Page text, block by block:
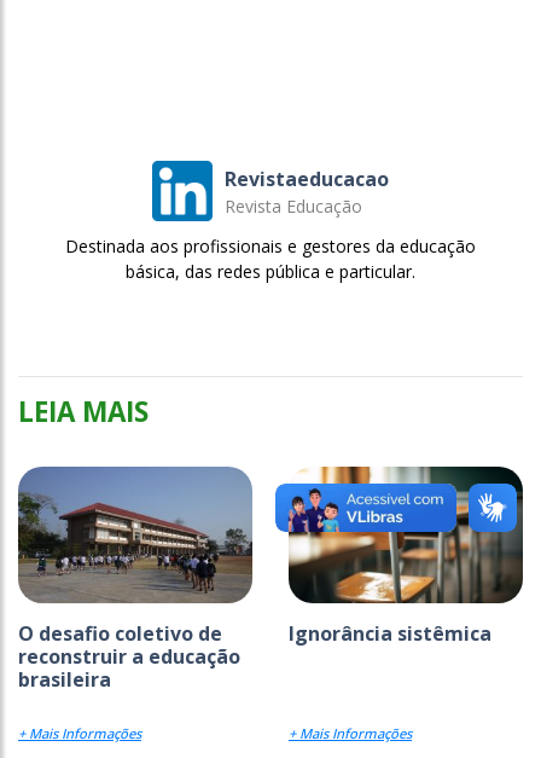
Revistaeducacao
Revista Educação
Destinada aos profissionais e gestores da educação
básica, das redes pública e particular.
LEIA MAIS
O desafio coletivo de
reconstruir a educação
brasileira
+ Mais Informações
Ignorância sistêmica
+ Mais Informações